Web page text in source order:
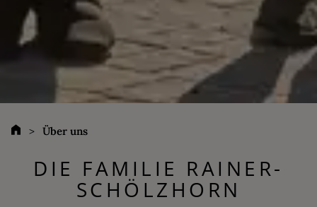
Über uns
DIE FAMILIE RAINER-
SCHÖLZHORN